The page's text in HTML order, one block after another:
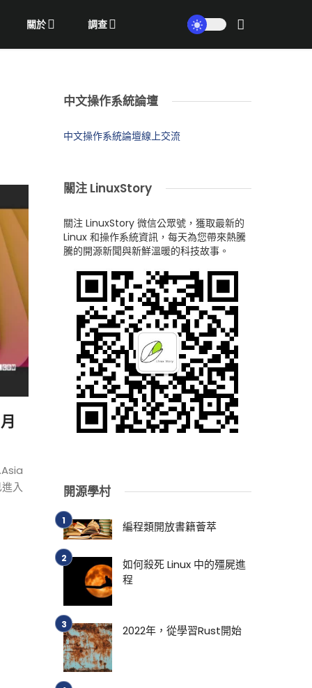
關於 調查
入
中文操作系統論壇
中文操作系統論壇線上交流
關注 LinuxStory
關注 LinuxStory 微信公眾號，獲取最新的
Linux 和操作系統資訊，每天為您帶來熱騰
騰的開源新聞與新鮮溫暖的科技故事。
開源學村
編程類開放書籍薈萃
如何殺死 Linux 中的殭屍進
程
2022年，從學習Rust開始